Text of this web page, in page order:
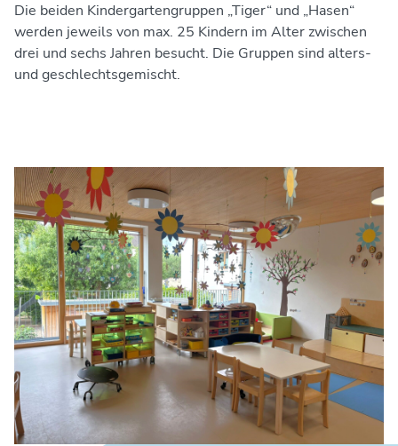
Die beiden Kindergartengruppen „Tiger“ und „Hasen“
werden jeweils von max. 25 Kindern im Alter zwischen
drei und sechs Jahren besucht. Die Gruppen sind alters-
und geschlechtsgemischt.